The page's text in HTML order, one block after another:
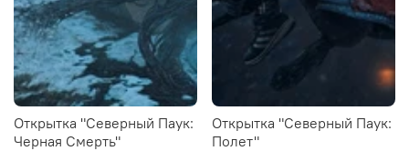
Открытка "Северный Паук:
Черная Смерть"
Открытка "Северный Паук:
Полет"